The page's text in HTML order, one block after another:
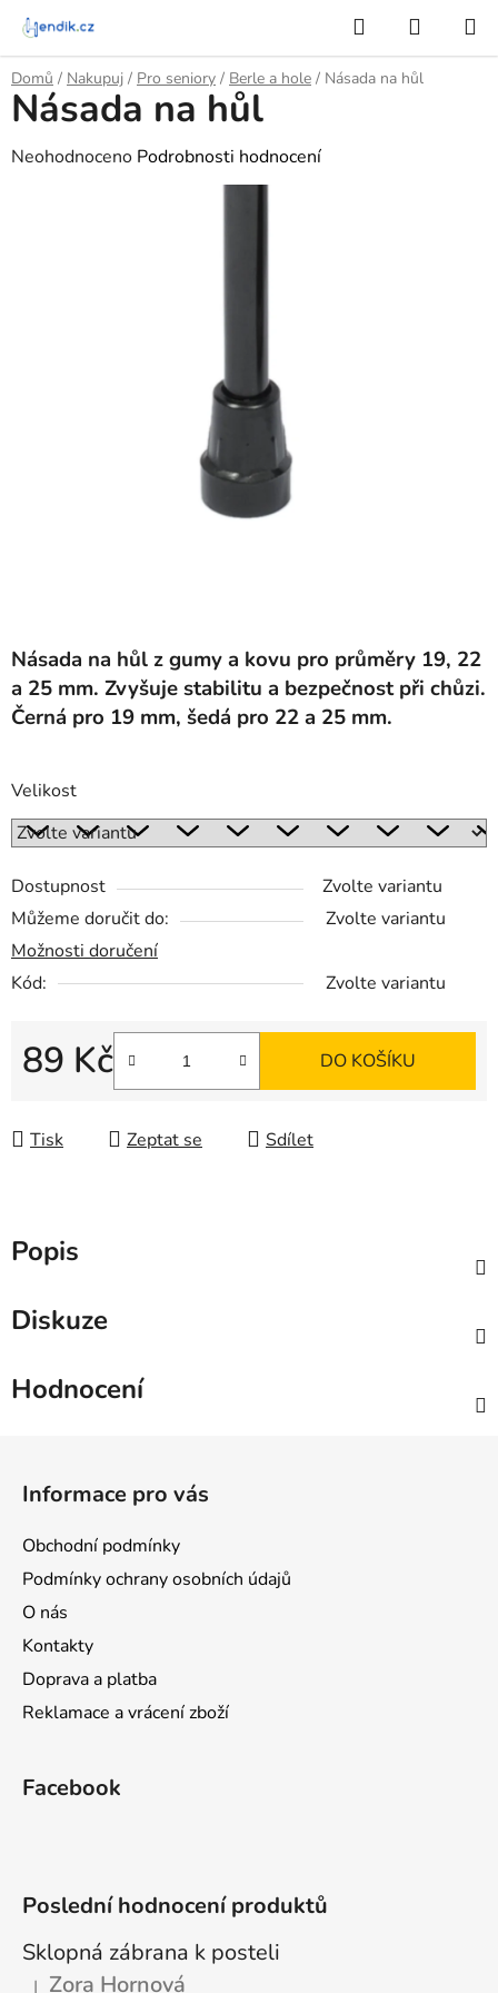
Přejít
obsah
Hledat
KOŠÍK
Domů / Nakupuj / Pro seniory / Berle a hole / Násada na hůl
Násada na hůl z gumy a kovu pro průměry 19, 22
a 25 mm. Zvyšuje stabilitu a bezpečnost při chůzi.
Černá pro 19 mm, šedá pro 22 a 25 mm.
Velikost
Dostupnost
Zvolte variantu
Můžeme doručit do:
Zvolte variantu
Možnosti doručení
Kód:
Zvolte variantu
89 Kč
Měrná cena:
DO KOŠÍKU
Tisk Zeptat se Sdílet
Násada na hůl
Průměrné
Neohodnoceno Podrobnosti hodnocení
Popis
Diskuze
Hodnocení
Informace pro vás
Obchodní podmínky
Podmínky ochrany osobních údajů
O nás
Kontakty
Doprava a platba
Reklamace a vrácení zboží
Facebook
Poslední hodnocení produktů
Sklopná zábrana k posteli
| Zora Hornová